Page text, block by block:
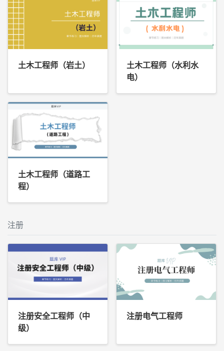
土木工程师（岩土）
土木工程师（水利水
电）
土木工程师（道路工
程）
注册
注册安全工程师（中
级）
注册电气工程师